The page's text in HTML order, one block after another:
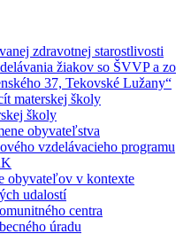
zdravotnej starostlivosti
žiakov so ŠVVP a zo
37, Tekovské Lužany“
materskej školy
školy
obyvateľstva
vzdelávacieho programu
obyvateľov v kontexte
udalostí
centra
úradu